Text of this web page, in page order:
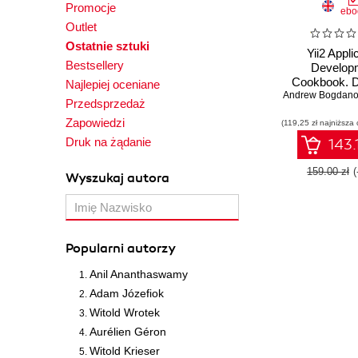
Promocje
Outlet
Ostatnie sztuki
Bestsellery
Najlepiej oceniane
Przedsprzedaż
Zapowiedzi
Druk na żądanie
Wyszukaj autora
Popularni autorzy
Anil Ananthaswamy
Adam Józefiok
Witold Wrotek
Aurélien Géron
Witold Krieser
Yii2
Cookbook.
100 useful
the Yii2
be on the
of web
today -
Andrew
(119,25 zł
159.00 zł